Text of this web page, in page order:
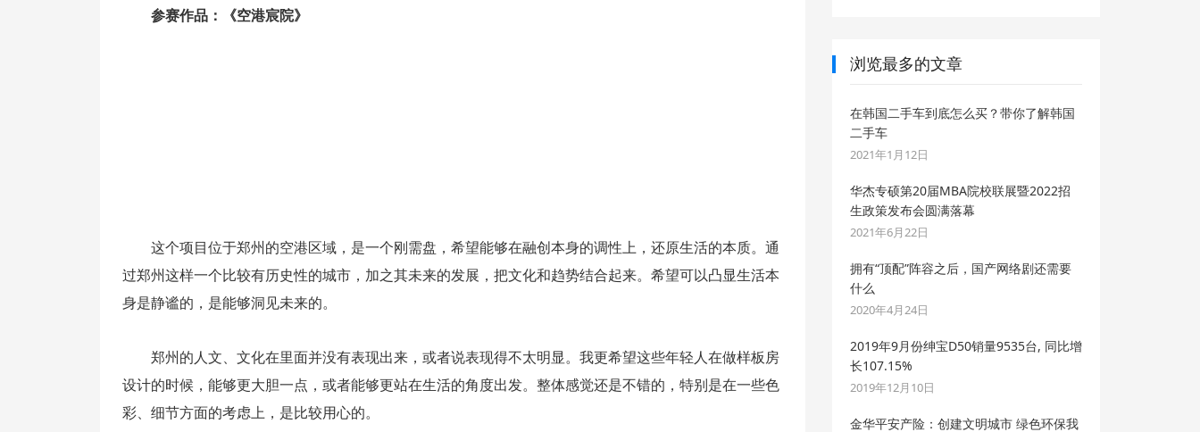
参赛作品：《空港宸院》
这个项目位于郑州的空港区域，是一个刚需盘，希望能够在融创本身的调性上，还原生活的本质。通
过郑州这样一个比较有历史性的城市，加之其未来的发展，把文化和趋势结合起来。希望可以凸显生活本
身是静谧的，是能够洞见未来的。
郑州的人文、文化在里面并没有表现出来，或者说表现得不太明显。我更希望这些年轻人在做样板房
设计的时候，能够更大胆一点，或者能够更站在生活的角度出发。整体感觉还是不错的，特别是在一些色
彩、细节方面的考虑上，是比较用心的。
浏览最多的文章
在韩国二手车到底怎么买？带你了解韩国
二手车
2021年1月12日
华杰专硕第20届MBA院校联展暨2022招
生政策发布会圆满落幕
2021年6月22日
拥有“顶配”阵容之后，国产网络剧还需要
什么
2020年4月24日
2019年9月份绅宝D50销量9535台, 同比增
长107.15%
2019年12月10日
金华平安产险：创建文明城市 绿色环保我